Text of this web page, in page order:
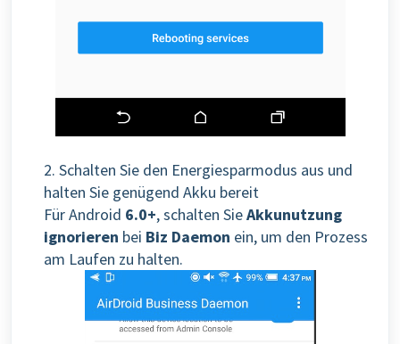
2. Schalten Sie den Energiesparmodus aus und
halten Sie genügend Akku bereit
Für Android 6.0+, schalten SieAkkunutzung
ignorieren bei Biz Daemon ein, um den Prozess
am Laufen zu halten.